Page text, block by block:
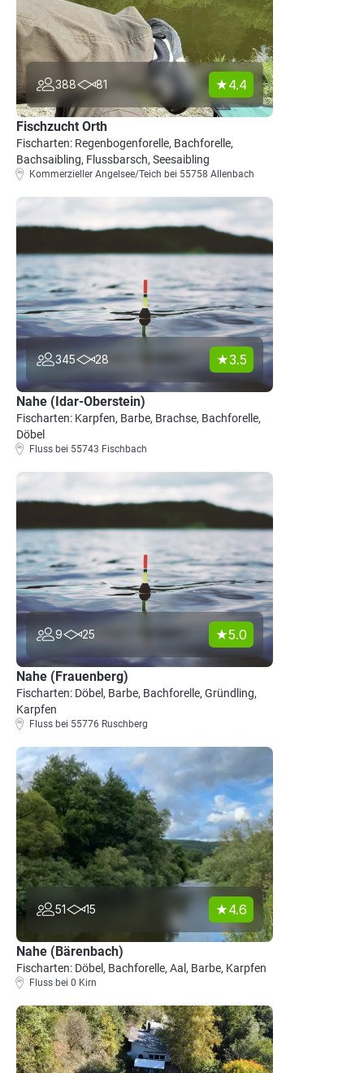
388 81 4.4
Fischzucht Orth
Fischarten: Regenbogenforelle, Bachforelle,
Bachsaibling, Flussbarsch, Seesaibling
Kommerzieller Angelsee/Teich bei 55758 Allenbach
345 28 3.5
Nahe (Idar-Oberstein)
Fischarten: Karpfen, Barbe, Brachse, Bachforelle,
Döbel
Fluss bei 55743 Fischbach
9 25 5.0
Nahe (Frauenberg)
Fischarten: Döbel, Barbe, Bachforelle, Gründling,
Karpfen
Fluss bei 55776 Ruschberg
51 15 4.6
Nahe (Bärenbach)
Fischarten: Döbel, Bachforelle, Aal, Barbe, Karpfen
Fluss bei 0 Kirn